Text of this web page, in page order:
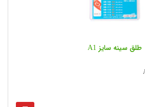
طلق سینه سایز A1